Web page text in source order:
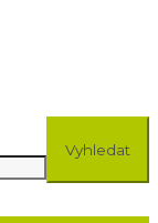
Vyhledat